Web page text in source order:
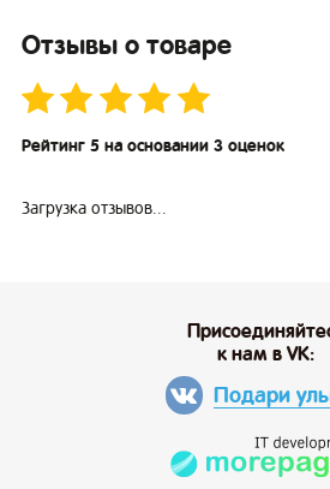
Отзывы о товаре
Рейтинг 5 на основании 3 оценок
Загрузка отзывов...
к нам в VK:
Подари